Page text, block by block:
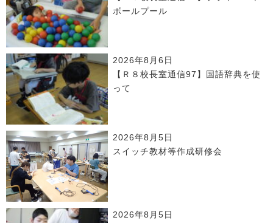
ボールプール
2026年8月6日
【Ｒ８校長室通信97】国語辞典を使
って
2026年8月5日
スイッチ教材等作成研修会
2026年8月5日